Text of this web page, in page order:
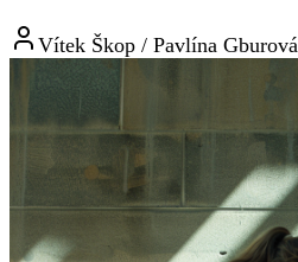
Vítek Škop / Pavlína Gburová